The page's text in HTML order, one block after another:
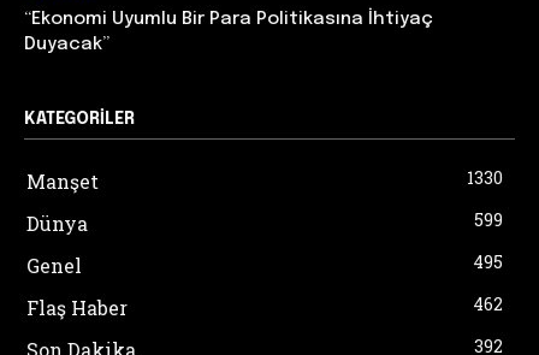
“Ekonomi Uyumlu Bir Para Politikasına İhtiyaç
Duyacak”
KATEGORILER
Manşet 1330
Dünya 599
Genel 495
Flaş Haber 462
Son Dakika 392